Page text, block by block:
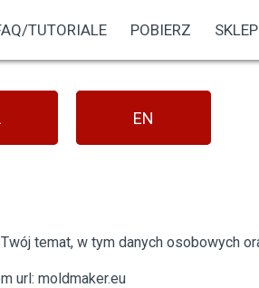
TUTORIALE POBIERZ SKLEP
EN
temat, w tym danych osobowych
url: moldmaker.eu